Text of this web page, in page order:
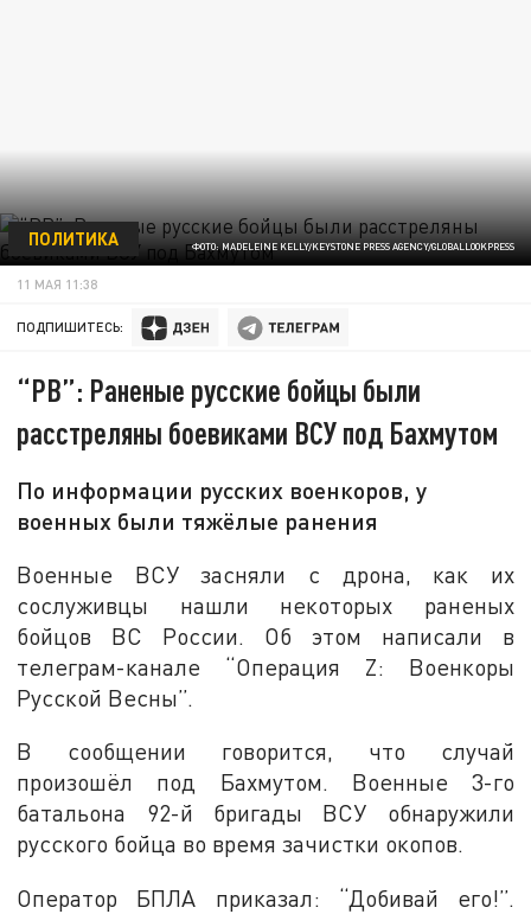
ФОТО: MADELEINE KELLY/KEYSTONE PRESS AGENCY/GLOBALLOOKPRESS
ПОЛИТИКА
11 МАЯ 11:38
ПОДПИШИТЕСЬ:
“РВ”: Раненые русские бойцы были
расстреляны боевиками ВСУ под Бахмутом
По информации русских военкоров, у
военных были тяжёлые ранения
Военные ВСУ засняли с дрона, как их
сослуживцы нашли некоторых раненых
бойцов ВС России. Об этом написали в
телеграм-канале “Операция Z: Военкоры
Русской Весны”.
В сообщении говорится, что случай
произошёл под Бахмутом. Военные 3-го
батальона 92-й бригады ВСУ обнаружили
русского бойца во время зачистки окопов.
Оператор БПЛА приказал: “Добивай его!”.